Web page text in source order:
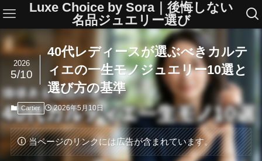
Luxe Choice by Sora｜後悔しない
名品ジュエリー選び
40代レディースが選ぶべきカルテ
ィエの一生モノジュエリー10選と
選び方の基準
2026
5/10
Cartier 2026年5月10日
当ページのリンクには広告が含まれています。